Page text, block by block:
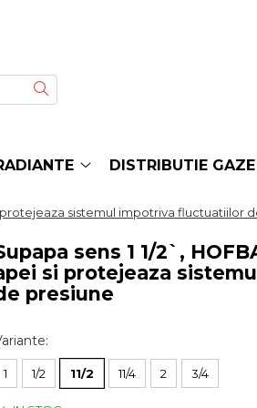
DISTRIBUTIE GAZE
protejeaza sistemul impotriva fluctuatiilor
sens 1 1/2`,
si protejeaza
presiune
:
1 1/2 11/2 11/4 2 3/4